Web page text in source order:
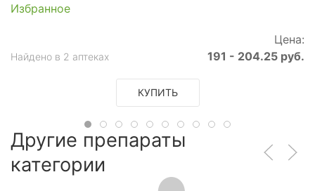
Избранное
Цена:
Найдено в 2 аптеках 191 - 204.25 руб.
КУПИТЬ
Другие препараты
категории